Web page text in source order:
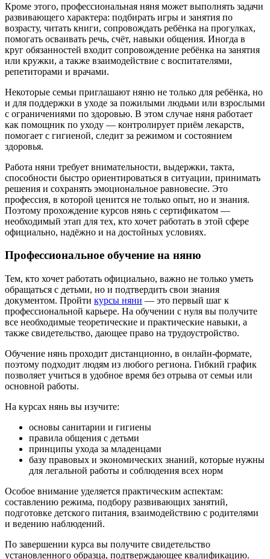
Кроме этого, профессиональная няня может выполнять задачи
развивающего характера: подбирать игры и занятия по
возрасту, читать книги, сопровождать ребёнка на прогулках,
помогать осваивать речь, счёт, навыки общения. Иногда в
круг обязанностей входит сопровождение ребёнка на занятия
или кружки, а также взаимодействие с воспитателями,
репетиторами и врачами.
Некоторые семьи приглашают няню не только для ребёнка, но
и для поддержки в уходе за пожилыми людьми или взрослыми
с ограничениями по здоровью. В этом случае няня работает
как помощник по уходу — контролирует приём лекарств,
помогает с гигиеной, следит за режимом и состоянием
здоровья.
Работа няни требует внимательности, выдержки, такта,
способности быстро ориентироваться в ситуации, принимать
решения и сохранять эмоциональное равновесие. Это
профессия, в которой ценится не только опыт, но и знания.
Поэтому прохождение курсов нянь с сертификатом —
необходимый этап для тех, кто хочет работать в этой сфере
официально, надёжно и на достойных условиях.
Профессиональное обучение на няню
Тем, кто хочет работать официально, важно не только уметь
обращаться с детьми, но и подтвердить свои знания
документом. Пройти курсы няни — это первый шаг к
профессиональной карьере. На обучении с нуля вы получите
все необходимые теоретические и практические навыки, а
также свидетельство, дающее право на трудоустройство.
Обучение нянь проходит дистанционно, в онлайн-формате,
поэтому подходит людям из любого региона. Гибкий график
позволяет учиться в удобное время без отрыва от семьи или
основной работы.
На курсах нянь вы изучите:
основы санитарии и гигиены
правила общения с детьми
принципы ухода за младенцами
базу правовых и экономических знаний, которые нужны
для легальной работы и соблюдения всех норм
Особое внимание уделяется практическим аспектам:
составлению режима, подбору развивающих занятий,
подготовке детского питания, взаимодействию с родителями
и ведению наблюдений.
По завершении курса вы получите свидетельство
установленного образца, подтверждающее квалификацию.